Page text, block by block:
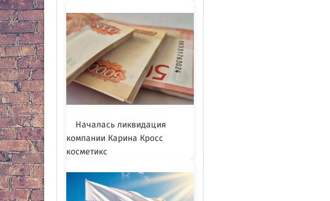
Началась ликвидация
компании Карина Кросс
косметикс